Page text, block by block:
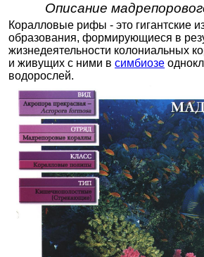
Описание
Коралловые рифы - это гигантские
образования, формирующиеся в
жизнедеятельности колониальных
и живущих с ними в симбиозе
водорослей.